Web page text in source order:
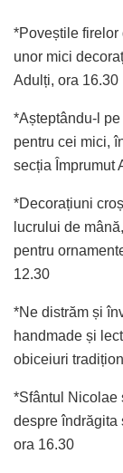
*Poveștile firelor
unor mici
Adulți, ora 16.30
*Așteptându-l
pentru cei mici,
secția Împrumut
*Decorațiuni
lucrului de
pentru
12.30
*Ne distrăm și
handmade și
obiceiuri
*Sfântul Nicolae
despre îndrăgita
ora 16.30